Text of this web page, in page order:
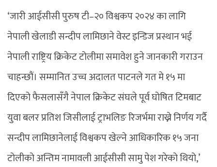
‘जारी आईसीसी पुरुष टी–२० विश्वकप २०२४ का लागि
नेपाली खेलाडी सन्दीप लामिछाने वेस्ट इन्डिज प्रस्थान भई
नेपाली राष्ट्रिय क्रिकेट टोलीमा समावेश हुने जानकारी गराउन
चाहन्छौं। सम्मानित उच्च अदालत पाटनले गत मे १५ मा
दिएको फैसलासँगै नेपाल क्रिकेट संघले पूर्व घोषित टिमबाट
युवा बलर प्रतिश जिसीलाई ट्राभलिङ रिजर्भमा राख्ने निर्णय गर्दै
सन्दीप लामिछानेलाई विश्वकप खेल्ने आधिकारिक १५ जना
टोलीको अन्तिम नामावली आईसीसी सामु पेश गरेको थियो,’